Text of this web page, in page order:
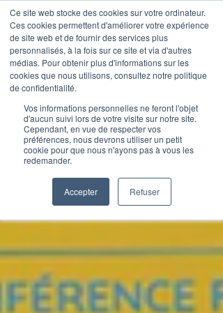
Ce site web stocke des cookies sur votre ordinateur.
Ces cookies permettent d'améliorer votre expérience
de site web et de fournir des services plus
personnalisés, à la fois sur ce site et via d'autres
médias. Pour obtenir plus d'informations sur les
cookies que nous utilisons, consultez notre politique
de confidentialité.
Vos informations personnelles ne feront l'objet
d'aucun suivi lors de votre visite sur notre site.
Cependant, en vue de respecter vos
préférences, nous devrons utiliser un petit
cookie pour que nous n'ayons pas à vous les
redemander.
Accepter Refuser
Articles de blog